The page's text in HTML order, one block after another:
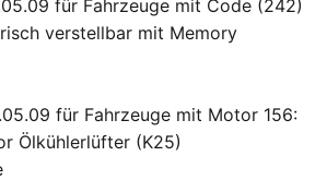
für Fahrzeuge mit Code (242)
verstellbar mit Memory
für Fahrzeuge mit Motor 156:
Ölkühlerlüfter (K25)